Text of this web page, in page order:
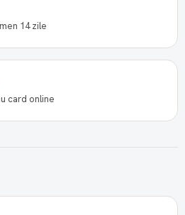
14 zile
card online